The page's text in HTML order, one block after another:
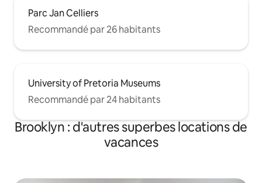
Parc Jan Celliers
Recommandé par 26 habitants
University of Pretoria Museums
Recommandé par 24 habitants
Brooklyn : d'autres superbes locations de
vacances